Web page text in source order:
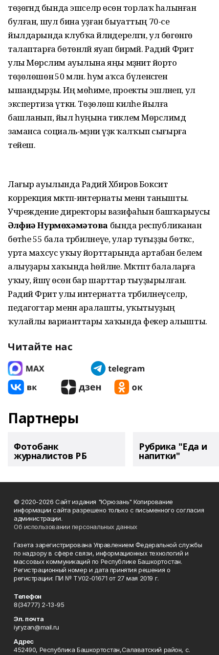
төҙөгәндә бында эшселәр өсөн торлаҡ һалынған
булған, шул бина уҙған быуаттың 70-се
йылдарында клубҡа әйләндерелгән, ул бөгөнгө
талаптарға бөтөнләй яуап бирмәй. Радий Фәрит
улы Мөрсәлим ауылына яңы мәҙәниәт йорто
төҙөлөшөнә 50 млн. һум аҡса бүленәсәгенә
ышандырҙы. Иң мөһиме, проекты эшләнеп, ул
экспертиза үткән. Төҙөлөш киләһе йылға
башланып, йыл һуңына тиклем Мөрсәлимдә
заманса социаль-мәҙәни үҙәк ҡалҡып сығырға
тейеш.
Лағыр ауылында Радий Хәбиров Боксит
коррекция мәктәп-интернаты менән танышты.
Учреждение директоры вазифаһын башҡарыусы
Әлфиә Нурмөхәмәтова бында республиканан
бөтәһе 55 бала тәрбиәләнеүе, улар туғыҙҙы бөткәс,
урта махсус уҡыу йорттарында артабан белем
алыуҙары хаҡында һөйләне. Мәктәптә балаларға
уҡыу, йәшәү өсөн бар шарттар тыуҙырылған.
Радий Фәрит улы интернатта тәрбиәләнеүселәр,
педагогтар менән аралашты, уҡытыуҙың
ҡулайлы варианттары хаҡында фекер алышты.
Читайте нас
Партнеры
Фотобанк
журналистов РБ
Рубрика "Еда и
напитки"
© 2020-2026 Сайт издания "Юрюзань" Копирование
информации сайта разрешено только с письменного согласия
администрации.
Об использовании персональных данных
Газета зарегистрирована Управлением Федеральной службы
по надзору в сфере связи, информационных технологий и
массовых коммуникаций по Республике Башкортостан.
Регистрационный номер и дата принятия решения о
регистрации: ПИ № ТУ02-01671 от 27 мая 2019 г.
Телефон
8(34777) 2-13-95
Эл. почта
iyryzan@mail.ru
Адрес
452490, Республика Башкортостан,Салаватский район, с.